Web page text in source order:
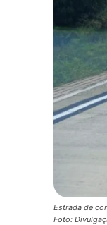
Estrada de
Foto: